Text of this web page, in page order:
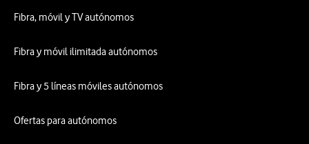
Fibra, móvil y TV autónomos
Fibra y móvil ilimitada autónomos
Fibra y 5 líneas móviles autónomos
Ofertas para autónomos